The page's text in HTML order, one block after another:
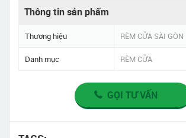
Thông tin sản phẩm
Thương hiệu RÈM CỬA SÀI GÒN
Danh mục RÈM CỬA
GỌI TƯ VẤN